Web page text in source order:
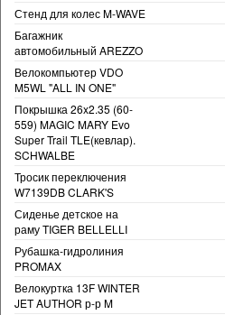
Стенд для колес M-WAVE
Багажник
автомобильный AREZZO
Велокомпьютер VDO
M5WL "ALL IN ONE"
Покрышка 26x2.35 (60-
559) MAGIC MARY Evo
Super Trail TLE(кевлар).
SCHWALBE
Тросик переключения
W7139DB CLARK'S
Сиденье детское на
раму TIGER BELLELLI
Рубашка-гидролиния
PROMAX
Велокуртка 13F WINTER
JET AUTHOR р-р M